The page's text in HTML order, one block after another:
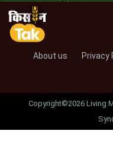
About us Privacy
Copyright©2026 Living